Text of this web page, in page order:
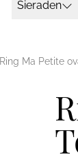
Sieraden
Ring Ma Petite